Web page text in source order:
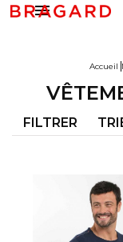

& Jupes
&
cuisine
service
médicale
Maison
histoire
&
Accueil
FILTRER